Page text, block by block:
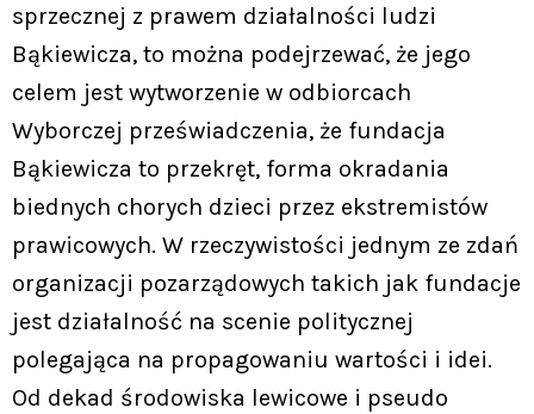
sprzecznej z prawem działalności ludzi
Bąkiewicza, to można podejrzewać, że jego
celem jest wytworzenie w odbiorcach
Wyborczej przeświadczenia, że fundacja
Bąkiewicza to przekręt, forma okradania
biednych chorych dzieci przez ekstremistów
prawicowych. W rzeczywistości jednym ze zdań
organizacji pozarządowych takich jak fundacje
jest działalność na scenie politycznej
polegająca na propagowaniu wartości i idei.
Od dekad środowiska lewicowe i pseudo